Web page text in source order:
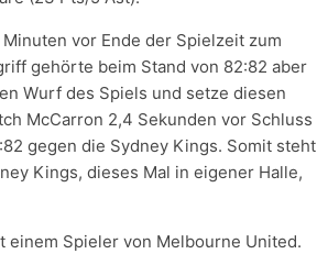
vor Ende der Spielzeit zum
gehörte beim Stand von 82:82 aber
Wurf des Spiels und setze diesen
McCarron 2,4 Sekunden vor Schluss
gegen die Sydney Kings. Somit steht
Kings, dieses Mal in eigener Halle,
einem Spieler von Melbourne United.